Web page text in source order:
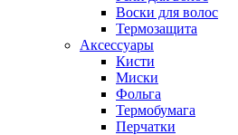
Воски для волос
Термозащита
Аксессуары
Кисти
Миски
Фольга
Термобумага
Перчатки